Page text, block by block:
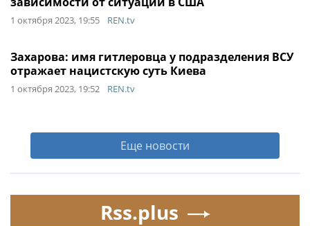
1 октября 2023, 19:55 REN.tv
Захарова: имя гитлеровца у подразделения ВСУ
отражает нацистскую суть Киева
1 октября 2023, 19:52 REN.tv
Еще новости
Rss.plus